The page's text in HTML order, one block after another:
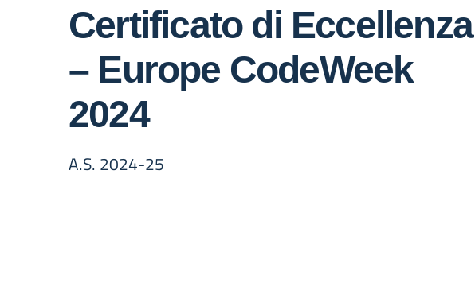
Certificato di Eccellenza
– Europe CodeWeek
2024
A.S. 2024-25